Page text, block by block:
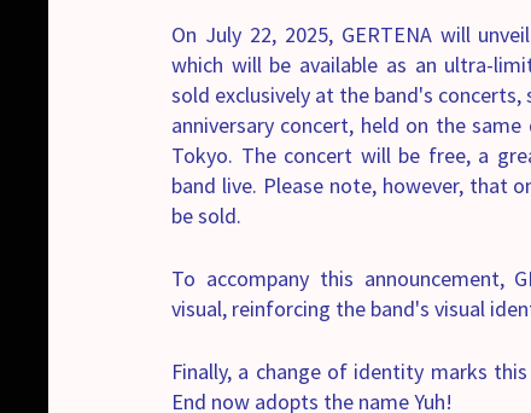
On July 22, 2025, GERTENA will
which will be available as an ultra-
sold exclusively at the band's
anniversary concert, held on the
Tokyo. The concert will be free, a
band live. Please note, however, that
be sold.
To accompany this announcement,
visual, reinforcing the band's visual
Finally, a change of identity marks
End now adopts the name Yuh!